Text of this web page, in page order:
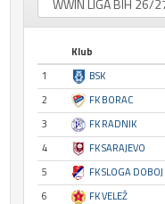
Klub
1
BSK
2
FK BORAC
3
FK RADNIK
4
FK SARAJEVO
5
FK SLOGA DOBOJ
6
FK VELEŽ